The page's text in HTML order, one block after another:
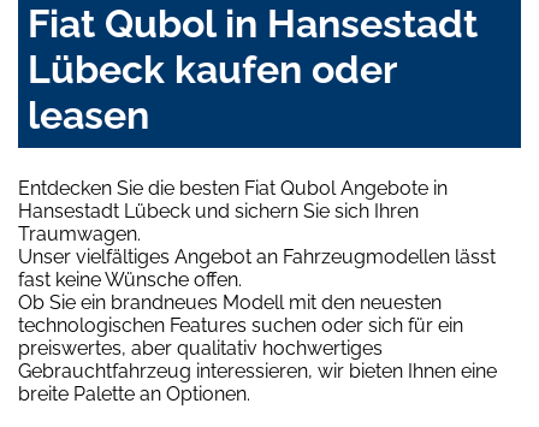
Fiat Qubol in Hansestadt
Lübeck kaufen oder
leasen
Entdecken Sie die besten Fiat Qubol Angebote in
Hansestadt Lübeck und sichern Sie sich Ihren
Traumwagen.
Unser vielfältiges Angebot an Fahrzeugmodellen lässt
fast keine Wünsche offen.
Ob Sie ein brandneues Modell mit den neuesten
technologischen Features suchen oder sich für ein
preiswertes, aber qualitativ hochwertiges
Gebrauchtfahrzeug interessieren, wir bieten Ihnen eine
breite Palette an Optionen.